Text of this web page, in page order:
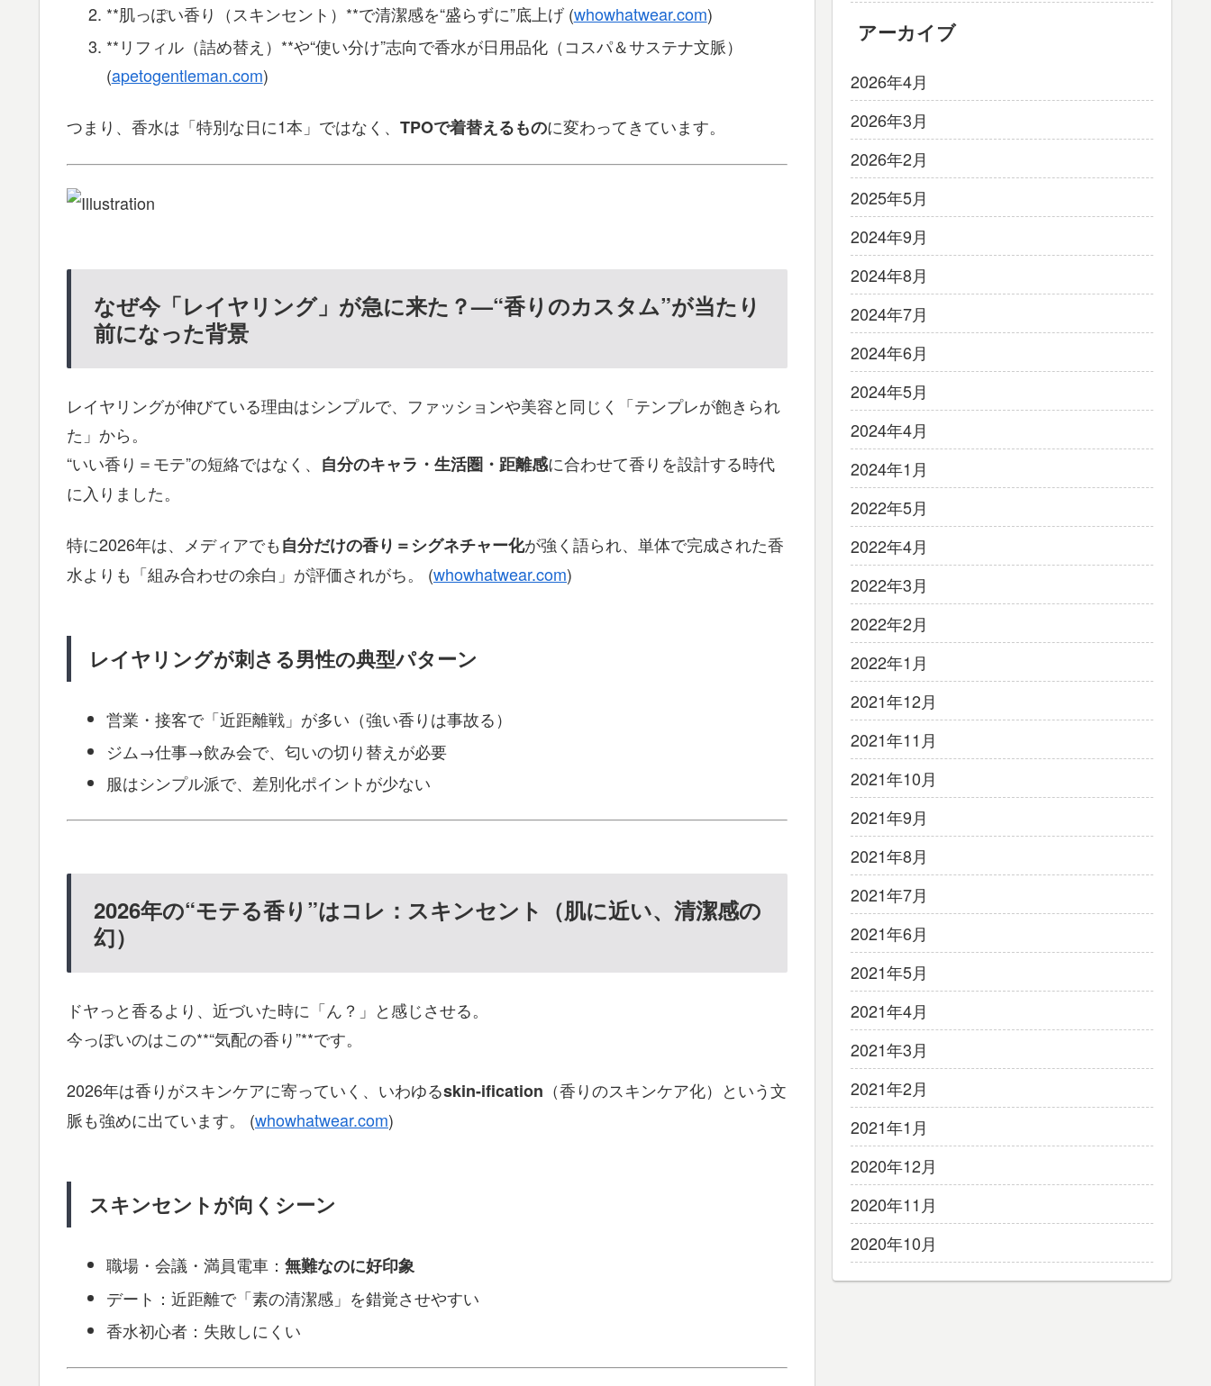
**肌っぽい香り（スキンセント）**で清潔感を“盛らずに”底上げ (whowhatwear.com)
**リフィル（詰め替え）**や“使い分け”志向で香水が日用品化（コスパ＆サステナ文脈）
(apetogentleman.com)
つまり、香水は「特別な日に1本」ではなく、 TPOで着替えるものに変わってきています。
なぜ今「レイヤリング」が急に来た？—“香りのカスタム”が当たり
前になった背景
レイヤリングが伸びている理由はシンプルで、ファッションや美容と同じく「テンプレが飽きられ
た」から。
“いい香り＝モテ”の短絡ではなく、 自分のキャラ・生活圏・距離感に合わせて香りを設計する時代
に入りました。
特に2026年は、メディアでも自分だけの香り＝シグネチャー化が強く語られ、単体で完成された香
水よりも「組み合わせの余白」が評価されがち。 (whowhatwear.com)
レイヤリングが刺さる男性の典型パターン
営業・接客で「近距離戦」が多い（強い香りは事故る）
ジム→仕事→飲み会で、匂いの切り替えが必要
服はシンプル派で、差別化ポイントが少ない
2026年の“モテる香り”はコレ： スキンセント （肌に近い、清潔感の
幻）
ドヤっと香るより、近づいた時に「ん？」と感じさせる。
今っぽいのはこの**“気配の香り”**です。
2026年は香りがスキンケアに寄っていく、いわゆるskin-ification （香りのスキンケア化）という文
脈も強めに出ています。 (whowhatwear.com)
スキンセントが向くシーン
職場・会議・満員電車： 無難なのに好印象
デート：近距離で「素の清潔感」を錯覚させやすい
香水初心者：失敗しにくい
アーカイブ
2026年4月
2026年3月
2026年2月
2025年5月
2024年9月
2024年8月
2024年7月
2024年6月
2024年5月
2024年4月
2024年1月
2022年5月
2022年4月
2022年3月
2022年2月
2022年1月
2021年12月
2021年11月
2021年10月
2021年9月
2021年8月
2021年7月
2021年6月
2021年5月
2021年4月
2021年3月
2021年2月
2021年1月
2020年12月
2020年11月
2020年10月